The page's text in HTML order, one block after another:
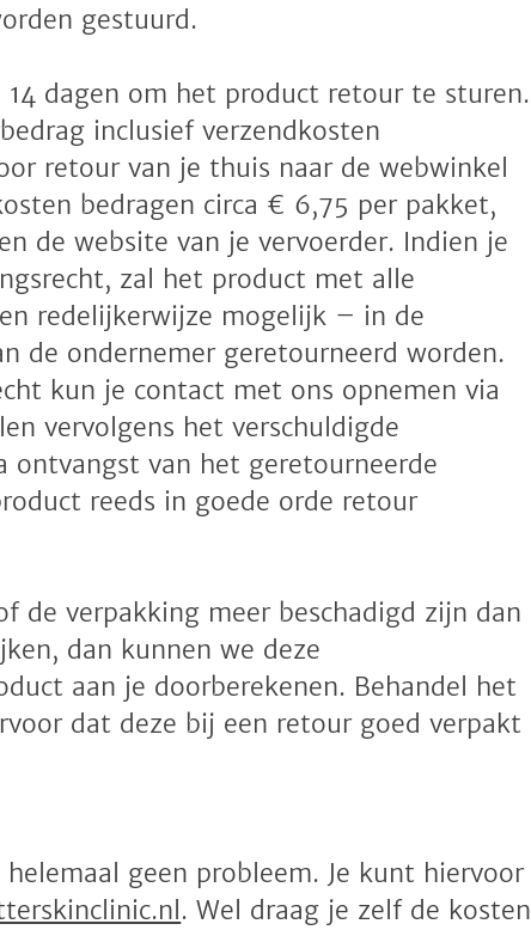
gestuurd.
14 dagen om het product retour te sturen.
inclusief verzendkosten
retour van je thuis naar de webwinkel
bedragen circa € 6,75 per pakket,
de website van je vervoerder. Indien je
zal het product met alle
redelijkerwijze mogelijk – in de
de ondernemer geretourneerd worden.
kun je contact met ons opnemen via
vervolgens het verschuldigde
ontvangst van het geretourneerde
reeds in goede orde retour
de verpakking meer beschadigd zijn dan
dan kunnen we deze
aan je doorberekenen. Behandel het
dat deze bij een retour goed verpakt
geen probleem. Je kunt hiervoor
. Wel draag je zelf de kosten